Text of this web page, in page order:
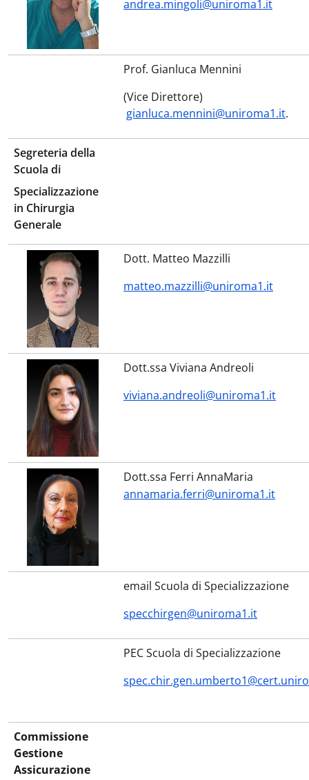
andrea.mingoli@uniroma1.it
Prof. Gianluca Mennini
(Vice Direttore)
gianluca.mennini@uniroma1.it.
Segreteria della
Scuola di
Specializzazione
in Chirurgia
Generale
Dott. Matteo Mazzilli
matteo.mazzilli@uniroma1.it
Dott.ssa Viviana Andreoli
viviana.andreoli@uniroma1.it
Dott.ssa Ferri AnnaMaria
annamaria.ferri@uniroma1.it
email Scuola di Specializzazione
specchirgen@uniroma1.it
PEC Scuola di Specializzazione
Commissione
Gestione
Assicurazione